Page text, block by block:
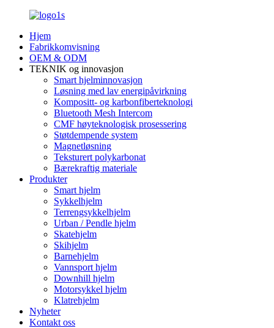
Hjem
Fabrikkomvisning
OEM & ODM
TEKNIK og innovasjon
Smart hjelminnovasjon
Løsning med lav energipåvirkning
Kompositt- og karbonfiberteknologi
Bluetooth Mesh Intercom
CMF høyteknologisk prosessering
Støtdempende system
Magnetløsning
Teksturert polykarbonat
Bærekraftig materiale
Produkter
Smart hjelm
Sykkelhjelm
Terrengsykkelhjelm
Urban / Pendle hjelm
Skatehjelm
Skihjelm
Barnehjelm
Vannsport hjelm
Downhill hjelm
Motorsykkel hjelm
Klatrehjelm
Nyheter
Kontakt oss